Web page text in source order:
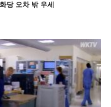
당 오차 밖 우세